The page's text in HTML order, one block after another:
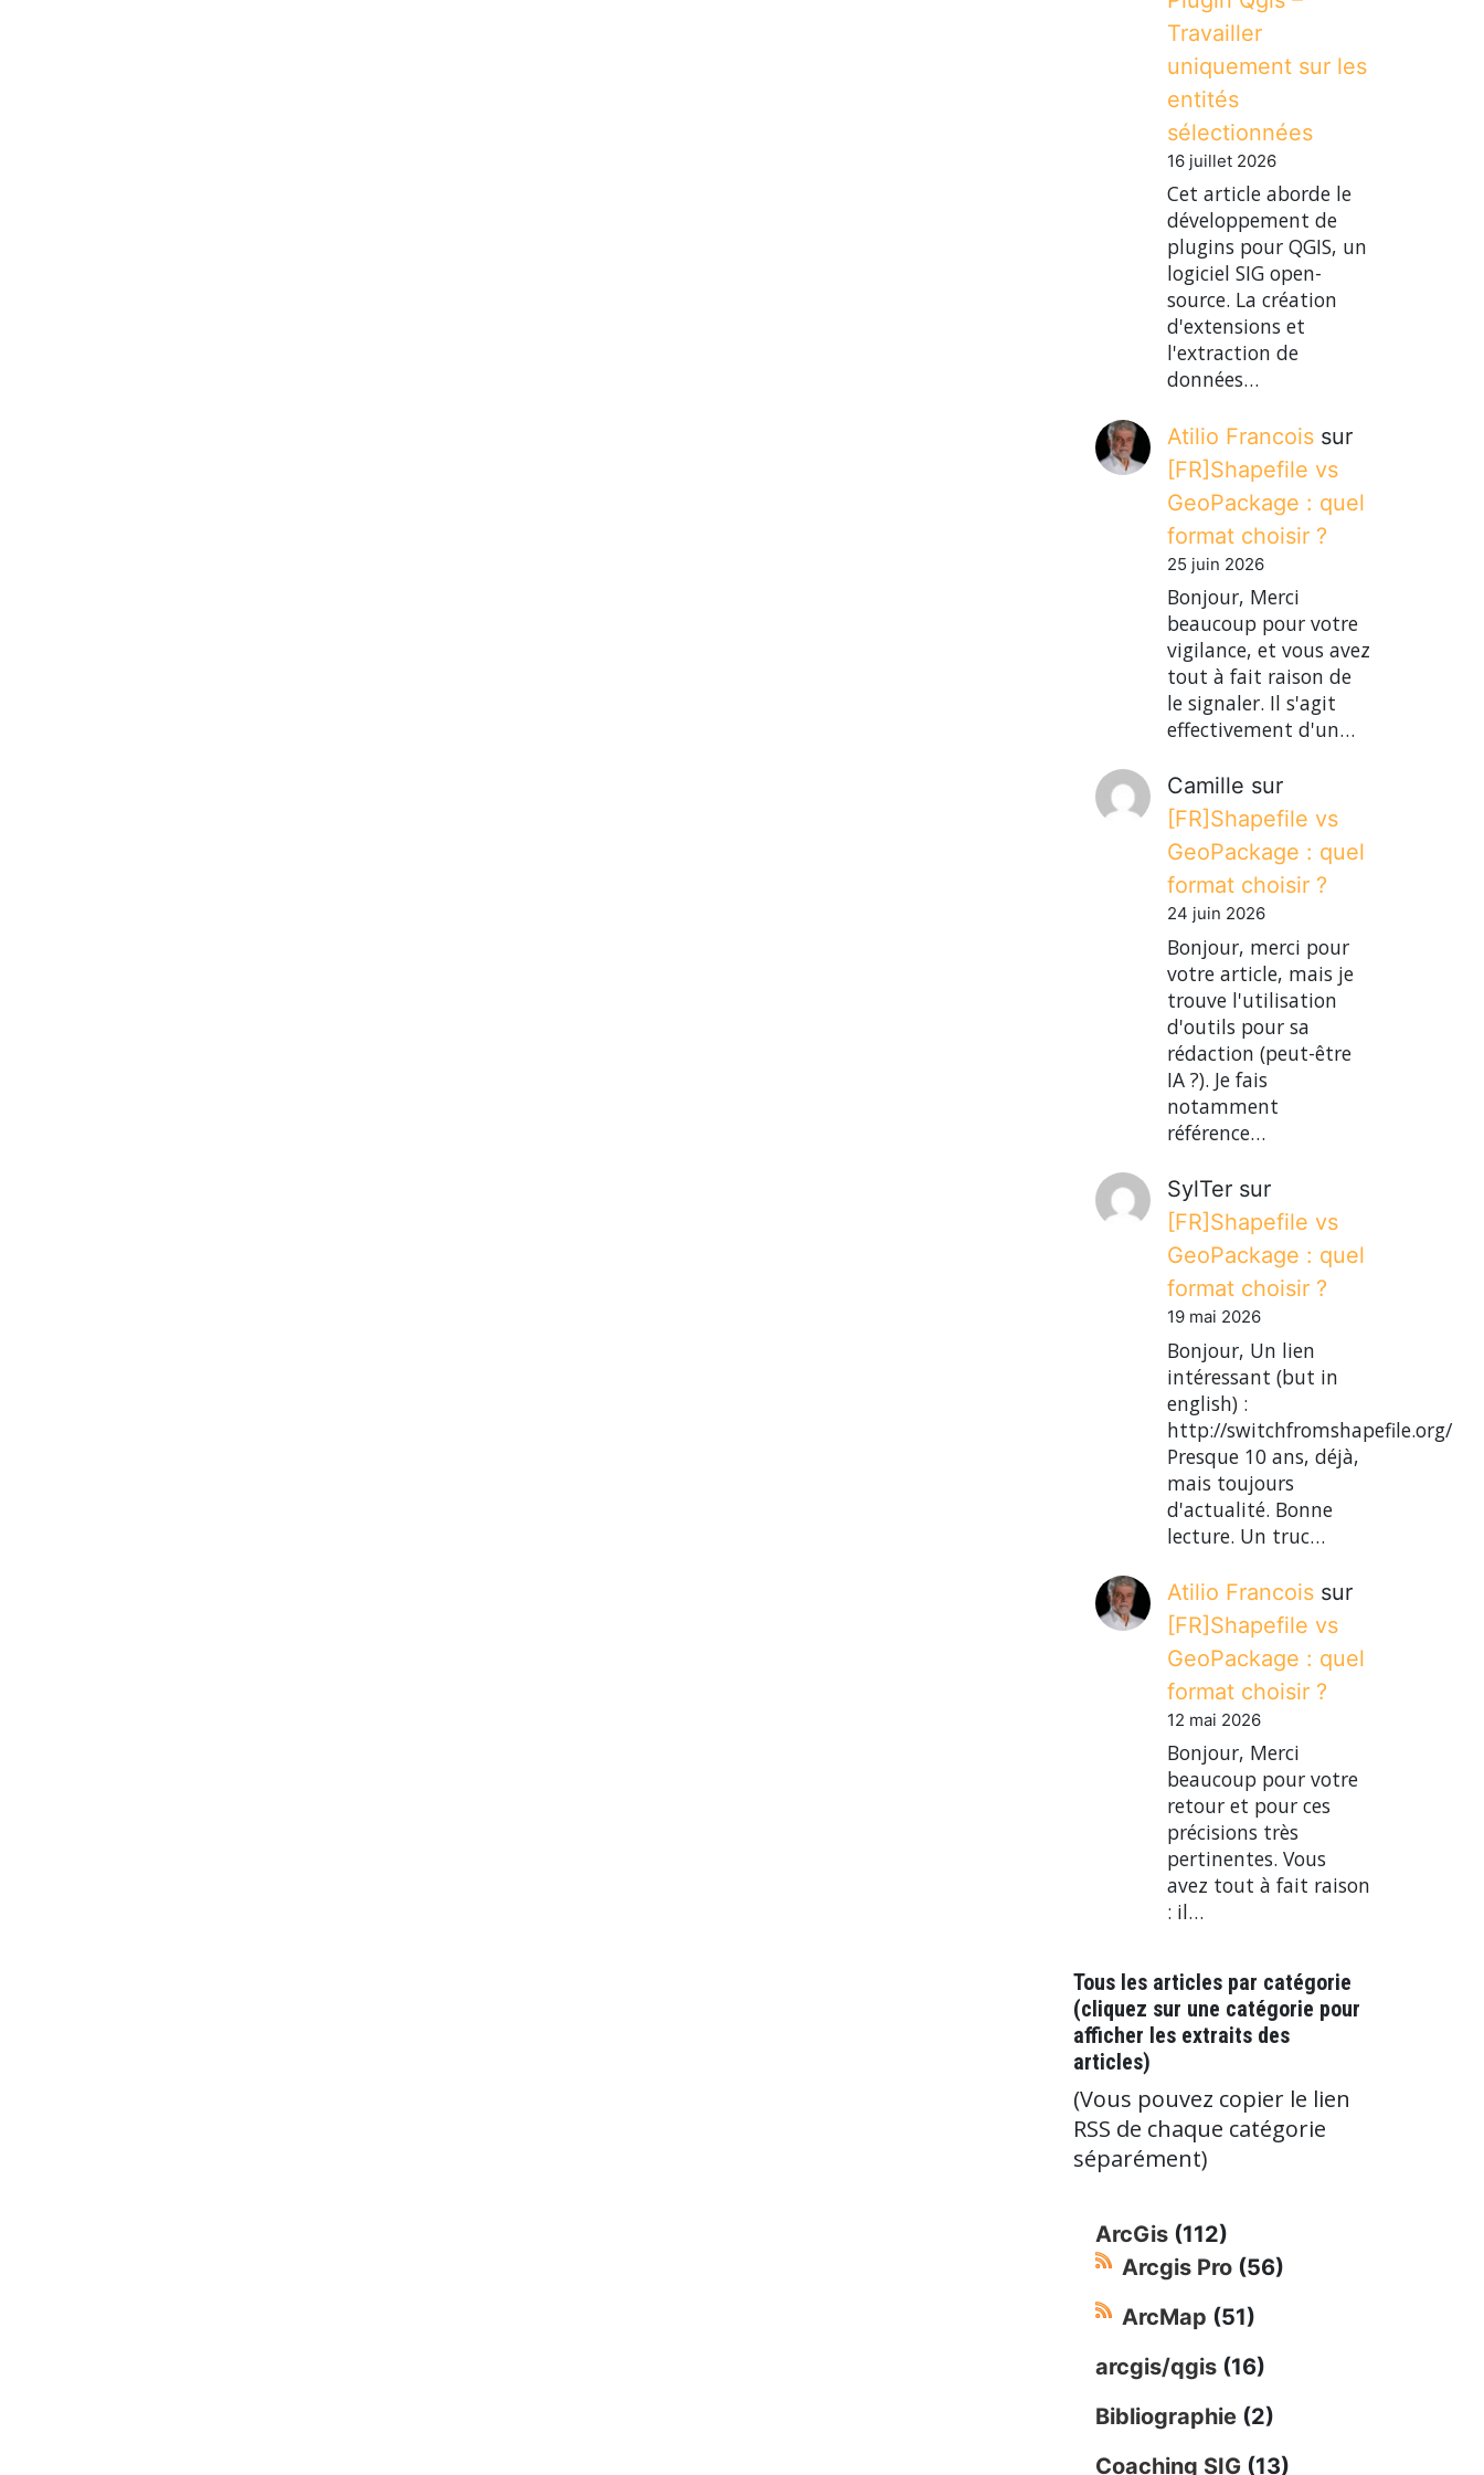
Travailler
uniquement sur les
entités
sélectionnées
16 juillet 2026
Cet article aborde le
développement de
plugins pour QGIS, un
logiciel SIG open-
source. La création
d'extensions et
l'extraction de
données…
Atilio Francois sur
[FR]Shapefile vs
GeoPackage : quel
format choisir ?
25 juin 2026
Bonjour, Merci
beaucoup pour votre
vigilance, et vous avez
tout à fait raison de
le signaler. Il s'agit
effectivement d'un…
Camille sur
[FR]Shapefile vs
GeoPackage : quel
format choisir ?
24 juin 2026
Bonjour, merci pour
votre article, mais je
trouve l'utilisation
d'outils pour sa
rédaction (peut-être
IA ?). Je fais
notamment
référence…
SylTer sur
[FR]Shapefile vs
GeoPackage : quel
format choisir ?
19 mai 2026
Bonjour, Un lien
intéressant (but in
english) :
http://switchfromshapefile.org/
Presque 10 ans, déjà,
mais toujours
d'actualité. Bonne
lecture. Un truc…
Atilio Francois sur
[FR]Shapefile vs
GeoPackage : quel
format choisir ?
12 mai 2026
Bonjour, Merci
beaucoup pour votre
retour et pour ces
précisions très
pertinentes. Vous
avez tout à fait raison
: il…
Tous les articles par catégorie
(cliquez sur une catégorie pour
afficher les extraits des
articles)
(Vous pouvez copier le lien
RSS de chaque catégorie
séparément)
ArcGis (112)
Arcgis Pro (56)
ArcMap (51)
arcgis/qgis (16)
Bibliographie (2)
Coaching SIG (13)